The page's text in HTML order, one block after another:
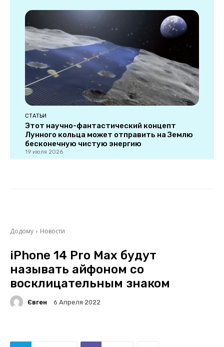
СТАТЬИ
Этот научно-фантастический концепт
Лунного кольца может отправить на Землю
бесконечную чистую энергию
19 июля 2026